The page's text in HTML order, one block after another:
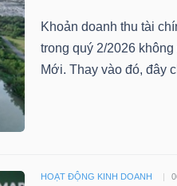
Khoản doanh thu tài
trong quý 2/2026
Mới. Thay vào đó, đây
HOẠT ĐỘNG KINH DOANH